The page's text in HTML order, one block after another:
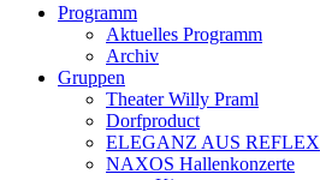
Programm
Aktuelles Programm
Archiv
Gruppen
Theater Willy Praml
Dorfproduct
ELEGANZ AUS REFLEX
NAXOS Hallenkonzerte